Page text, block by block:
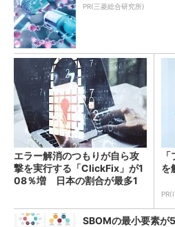
PR(三菱総合研究所)
エラー解消のつもりが自ら攻
撃を実行する「ClickFix」が1
08％増 日本の割合が最多1
を
SBOMの最小要素